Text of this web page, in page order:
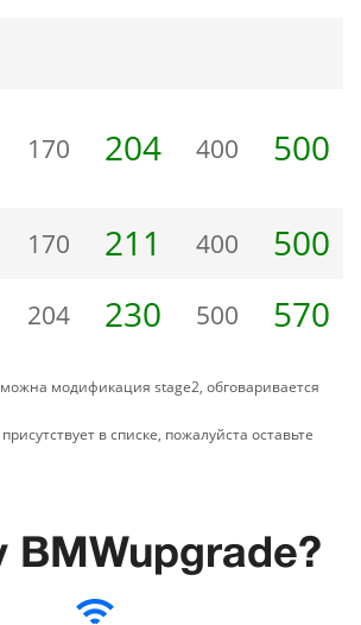
170 204 400 500
170 211 400 500
204 230 500 570
модификация stage2, обговаривается
в списке, пожалуйста оставьте
BMWupgrade?